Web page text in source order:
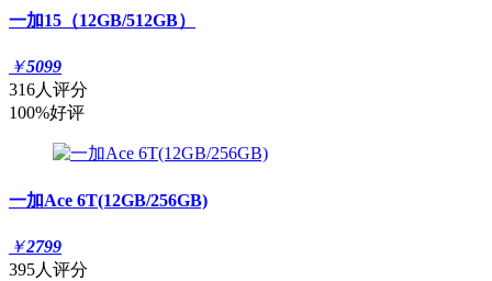
一加15（12GB/512GB）
￥5099
316人评分
100%好评
一加Ace 6T(12GB/256GB)
￥2799
395人评分